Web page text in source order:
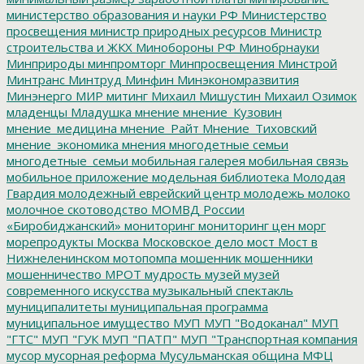
министерство образования и науки РФ Министерство
просвещения министр природных ресурсов Министр
строительства и ЖКХ Минобороны РФ Минобрнауки
Минприроды минпромторг Минпросвещения Минстрой
Минтранс Минтруд Минфин Минэкономразвития
Минэнерго МИР митинг Михаил Мишустин Михаил Озимок
младенцы Младушка мнение мнение_Кузовин
мнение_медицина мнение_Райт Мнение_Тиховский
мнение_экономика мнения многодетные семьи
многодетные_семьи мобильная галерея мобильная связь
мобильное приложение модельная библиотека Молодая
Гвардия молодежный еврейский центр молодежь молоко
молочное скотоводство МОМВД России
«Биробиджанский» мониторинг мониторинг цен морг
морепродукты Москва Московское дело мост Мост в
Нижнеленинском мотопомпа мошенник мошенники
мошенничество МРОТ мудрость музей музей
современного искусства музыкальный спектакль
муниципалитеты муниципальная программа
муниципальное имущество МУП МУП "Водоканал" МУП
"ГТС" МУП "ГУК МУП "ПАТП" МУП "Транспортная компания
мусор мусорная реформа Мусульманская община МФЦ